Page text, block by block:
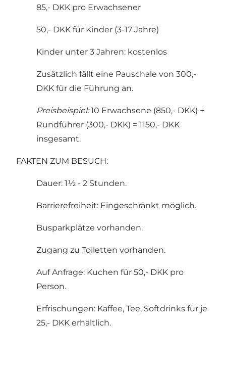
85,- DKK pro Erwachsener
50,- DKK für Kinder (3-17 Jahre)
Kinder unter 3 Jahren: kostenlos
Zusätzlich fällt eine Pauschale von 300,-
DKK für die Führung an.
Preisbeispiel:10 Erwachsene (850,- DKK) +
Rundführer (300,- DKK) = 1150,- DKK
insgesamt.
FAKTEN ZUM BESUCH:
Dauer: 1½ - 2 Stunden.
Barrierefreiheit: Eingeschränkt möglich.
Busparkplätze vorhanden.
Zugang zu Toiletten vorhanden.
Auf Anfrage: Kuchen für 50,- DKK pro
Person.
Erfrischungen: Kaffee, Tee, Softdrinks für je
25,- DKK erhältlich.